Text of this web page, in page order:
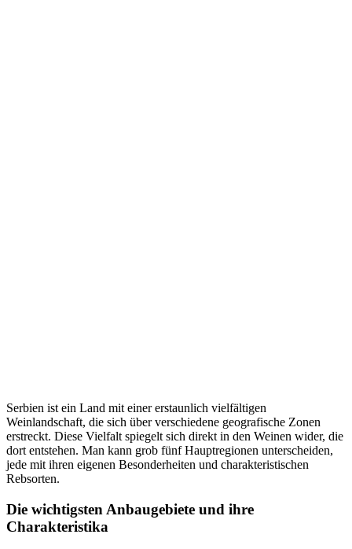
Serbien ist ein Land mit einer erstaunlich vielfältigen
Weinlandschaft, die sich über verschiedene geografische Zonen
erstreckt. Diese Vielfalt spiegelt sich direkt in den Weinen wider, die
dort entstehen. Man kann grob fünf Hauptregionen unterscheiden,
jede mit ihren eigenen Besonderheiten und charakteristischen
Rebsorten.
Die wichtigsten Anbaugebiete und ihre
Charakteristika